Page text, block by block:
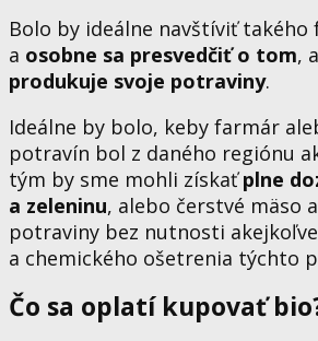
Bolo by ideálne navštíviť takého
a osobne sa presvedčiť o tom,
produkuje svoje potraviny.
Ideálne by bolo, keby farmár
potravín bol z daného regiónu
tým by sme mohli získaťplne
a zeleninu, alebo čerstvé mäso
potraviny bez nutnosti
a chemického ošetrenia týchto
Čo sa oplatí kupovať